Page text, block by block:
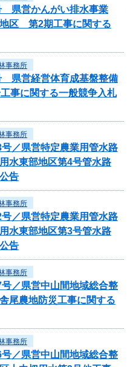
県営かんがい排水事業
区 第2期工事に関する
事務所
県営経営体育成基盤整備
に関する一般競争入札
事務所
／県営特定農業用管水路
水東部地区第4号管水路
告
事務所
／県営特定農業用管水路
水東部地区第3号管水路
告
事務所
／県営中山間地域総合整
尾農地防災工事に関する
事務所
／県営中山間地域総合整